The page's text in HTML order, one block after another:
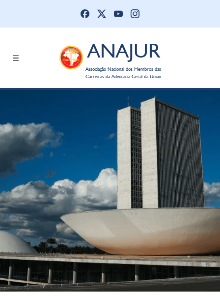
ANAJUR
Associação Nacional dos Membros das
Carreiras da Advocacia-Geral da União